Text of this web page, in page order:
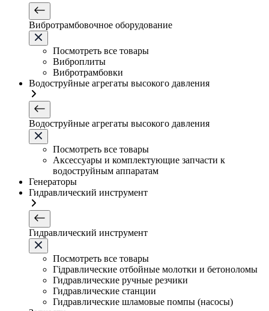
Вибротрамбовочное оборудование
Посмотреть все товары
Виброплиты
Вибротрамбовки
Водоструйные агрегаты высокого давления
Водоструйные агрегаты высокого давления
Посмотреть все товары
Аксессуары и комплектующие запчасти к
водоструйным аппаратам
Генераторы
Гидравлический инструмент
Гидравлический инструмент
Посмотреть все товары
Гідравлические отбойные молотки и бетоноломы
Гидравлические ручные резчики
Гидравлические станции
Гидравлические шламовые помпы (насосы)